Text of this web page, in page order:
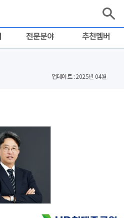
전문분야 추천멤버
업데이트 : 2025년 04월